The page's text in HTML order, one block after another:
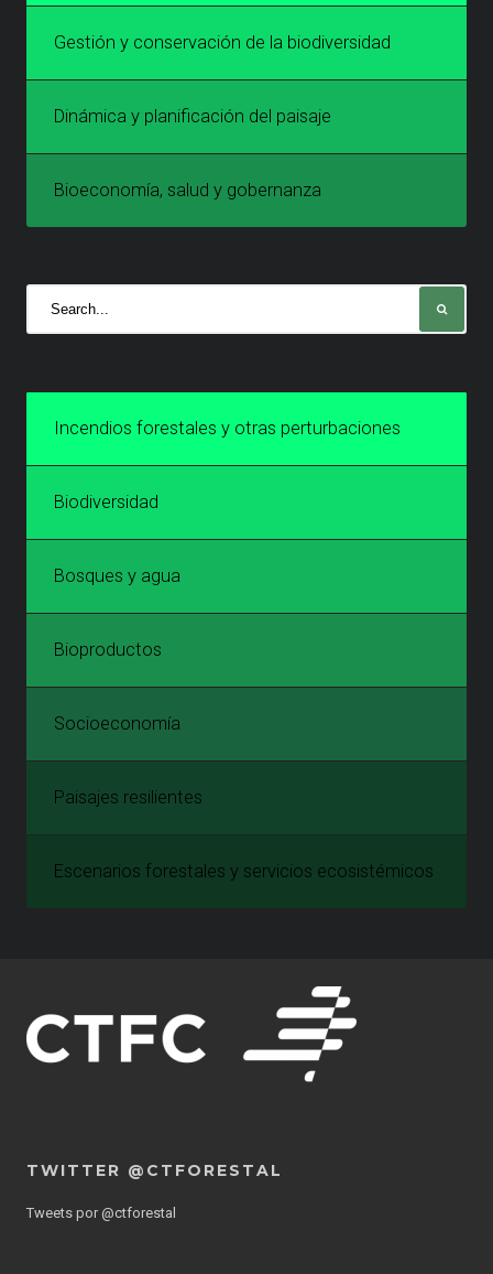
Gestión y conservación de la biodiversidad
Dinámica y planificación del paisaje
Bioeconomía, salud y gobernanza
Incendios forestales y otras perturbaciones
Biodiversidad
Bosques y agua
Bioproductos
Socioeconomía
Paisajes resilientes
Escenarios forestales y servicios ecosistémicos
TWITTER @CTFORESTAL
Tweets por @ctforestal